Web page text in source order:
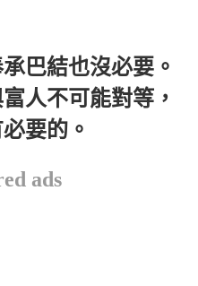
巴結也沒必要。
人不可能對等，
要的。
ads